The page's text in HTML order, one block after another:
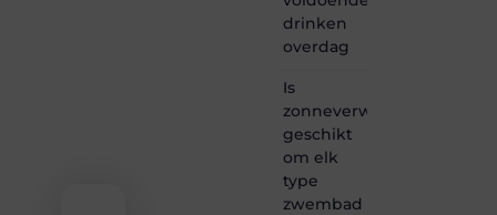
drinken
overdag
Is
zonneverwarming
geschikt
om elk
type
zwembad